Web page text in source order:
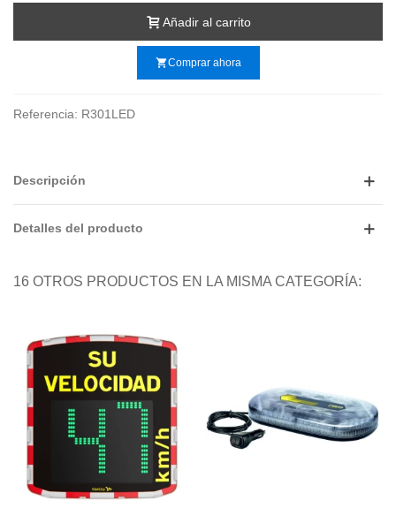
Añadir al carrito
shopping_cartComprar ahora
Referencia: R301LED
Descripción
Detalles del producto
16 OTROS PRODUCTOS EN LA MISMA CATEGORÍA: